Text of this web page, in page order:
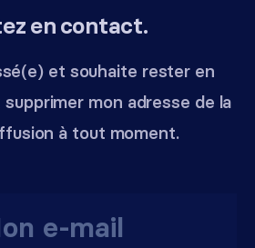
en contact.
et souhaite rester en
mon adresse de la
à tout moment.